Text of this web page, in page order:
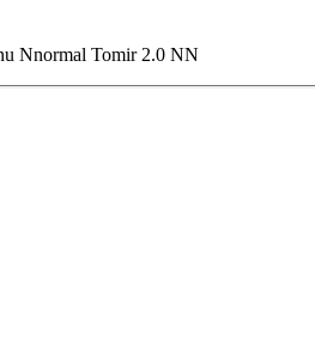
Nnormal Tomir 2.0 NN